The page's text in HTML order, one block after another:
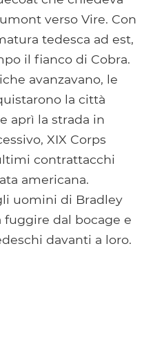
verso Vire. Con
tedesca ad est,
il fianco di Cobra.
avanzavano, le
la città
aprì la strada in
XIX Corps
contrattacchi
americana.
uomini di Bradley
dal bocage e
davanti a loro.